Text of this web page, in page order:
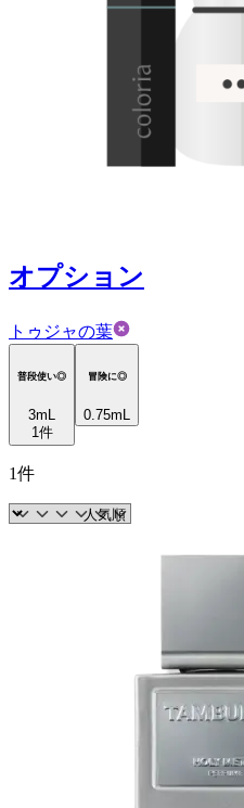
オプション
トゥジャの葉
普段使い◎
3mL
1件
冒険に◎
0.75mL
1件